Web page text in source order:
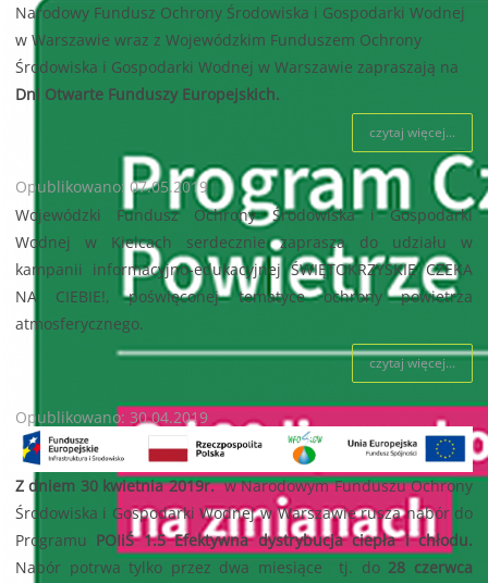
Narodowy Fundusz Ochrony Środowiska i Gospodarki Wodnej
w Warszawie wraz z Wojewódzkim Funduszem Ochrony
Środowiska i Gospodarki Wodnej w Warszawie zapraszają na
Dni Otwarte Funduszy Europejskich.
czytaj więcej...
Opublikowano: 07.05.2019
Wojewódzki Fundusz Ochrony Środowiska i Gospodarki
Wodnej w Kielcach serdecznie zaprasza do udziału w
kampanii informacyjno-edukacyjnej ŚWIĘTOKRZYSKIE CZEKA
NA CIEBIE!, poświęconej tematyce ochrony powietrza
atmosferycznego.
czytaj więcej...
Opublikowano: 30.04.2019
Z dniem 30 kwietnia 2019r.w Narodowym Funduszu Ochrony
Środowiska i Gospodarki Wodnej w Warszawie rusza nabór do
Programu POIiŚ 1.5 Efektywna dystrybucja ciepła i chłodu.
Nabór potrwa tylko przez dwa miesiące tj. do 28 czerwca